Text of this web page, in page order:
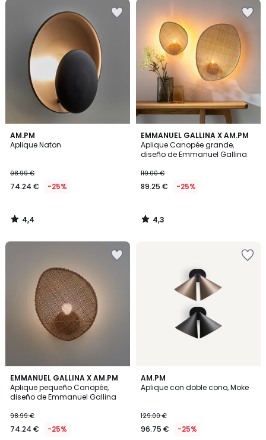
AM.PM
Aplique Naton
98.99 €
74.24 € -25%
4,4
/ 5
4,4
/
EMMANUEL GALLINA X AM.PM
Aplique Canopée grande,
diseño de Emmanuel Gallina
119.00 €
89.25 € -25%
4,3
/ 5
4,3
/
EMMANUEL GALLINA X AM.PM
Aplique pequeño Canopée,
diseño de Emmanuel Gallina
98.99 €
74.24 € -25%
4
/
5
AM.PM
Aplique con doble cono, Moke
129.00 €
96.75 € -25%
4,6
/ 5
3
Colores